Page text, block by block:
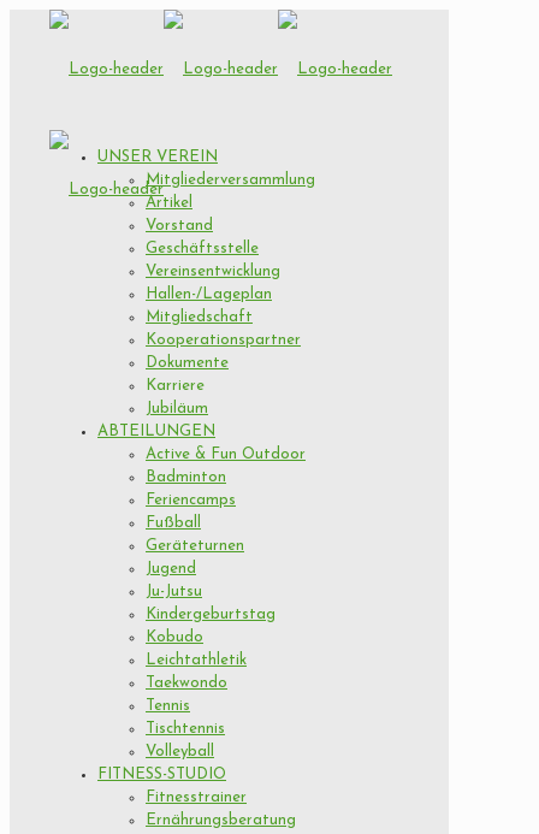
UNSER VEREIN
Mitgliederversammlung
Artikel
Vorstand
Geschäftsstelle
Vereinsentwicklung
Hallen-/Lageplan
Mitgliedschaft
Kooperationspartner
Dokumente
Karriere
Jubiläum
ABTEILUNGEN
Active & Fun Outdoor
Badminton
Feriencamps
Fußball
Geräteturnen
Jugend
Ju-Jutsu
Kindergeburtstag
Kobudo
Leichtathletik
Taekwondo
Tennis
Tischtennis
Volleyball
FITNESS-STUDIO
Fitnesstrainer
Ernährungsberatung